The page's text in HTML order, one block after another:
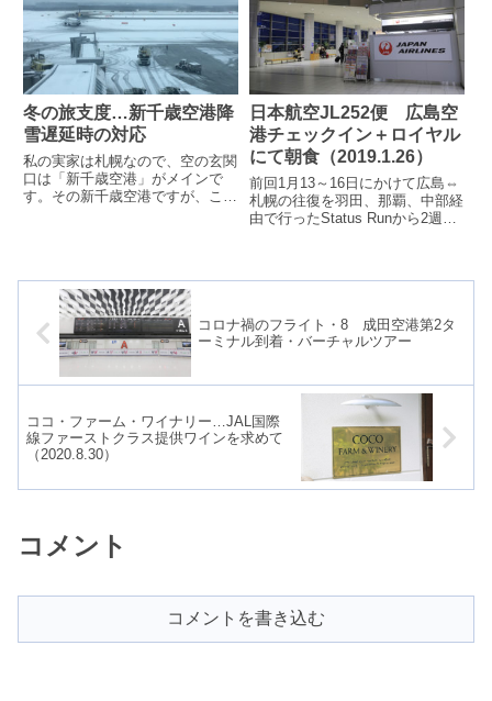
冬の旅支度…新千歳空港降
雪遅延時の対応
私の実家は札幌なので、空の玄関
口は「新千歳空港」がメインで
す。その新千歳空港ですが、ここ
日本航空JL252便 広島空
港チェックイン＋ロイヤル
にて朝食（2019.1.26）
前回1月13～16日にかけて広島⇔
札幌の往復を羽田、那覇、中部経
由で行ったStatus Runから2週
コロナ禍のフライト・8 成田空港第2タ
ーミナル到着・バーチャルツアー
ココ・ファーム・ワイナリー…JAL国際
線ファーストクラス提供ワインを求めて
（2020.8.30）
コメント
コメントを書き込む